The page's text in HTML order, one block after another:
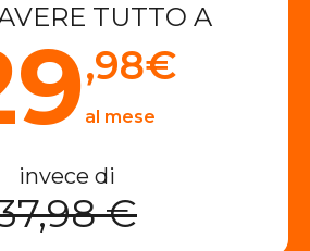
TUTTO A
,98€
al mese
invece di
€